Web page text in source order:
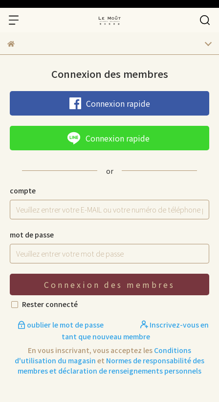
Connexion des membres
Connexion rapide
Connexion rapide
compte
mot de passe
Connexion des membres
Rester connecté
oublier le mot de passe
Inscrivez-vous en
tant que nouveau membre
En vous inscrivant, vous acceptez les Conditions
d'utilisation du magasin et Normes de responsabilité des
membres et déclaration de renseignements personnels